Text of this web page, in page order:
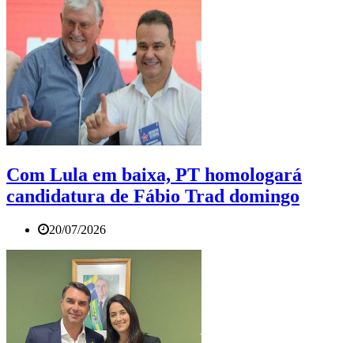
Com Lula em baixa, PT homologará
candidatura de Fábio Trad domingo
20/07/2026